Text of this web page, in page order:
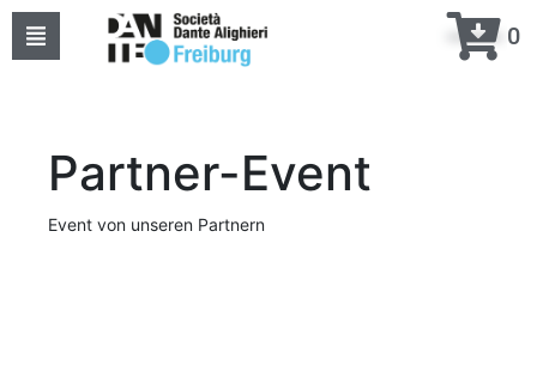
0
Partner-Event
Event von unseren Partnern